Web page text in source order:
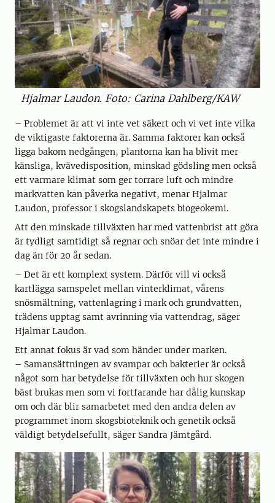
Hjalmar Laudon. Foto: Carina Dahlberg/KAW
– Problemet är att vi inte vet säkert och vi vet inte vilka
de viktigaste faktorerna är. Samma faktorer kan också
ligga bakom nedgången, plantorna kan ha blivit mer
känsliga, kvävedisposition, minskad gödsling men också
ett varmare klimat som ger torrare luft och mindre
markvatten kan påverka negativt, menar Hjalmar
Laudon, professor i skogslandskapets biogeokemi.
Att den minskade tillväxten har med vattenbrist att göra
är tydligt samtidigt så regnar och snöar det inte mindre i
dag än för 20 år sedan.
– Det är ett komplext system. Därför vill vi också
kartlägga samspelet mellan vinterklimat, vårens
snösmältning, vattenlagring i mark och grundvatten,
trädens upptag samt avrinning via vattendrag, säger
Hjalmar Laudon.
Ett annat fokus är vad som händer under marken.
– Samansättningen av svampar och bakterier är också
något som har betydelse för tillväxten och hur skogen
bäst brukas men som vi fortfarande har dålig kunskap
om och där blir samarbetet med den andra delen av
programmet inom skogsbioteknik och genetik också
väldigt betydelsefullt, säger Sandra Jämtgård.